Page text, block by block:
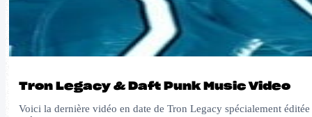
Tron Legacy & Daft Punk Music Video
Voici la dernière vidéo en date de Tron Legacy spécialement